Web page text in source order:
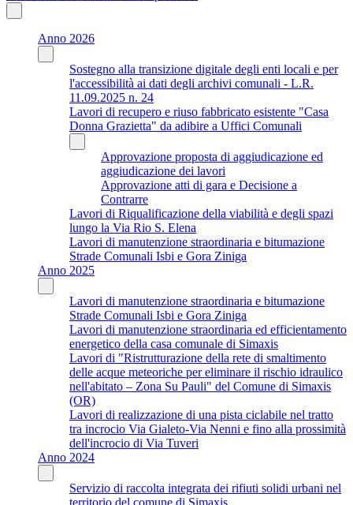
Anno 2026
Sostegno alla transizione digitale degli enti locali e per
l'accessibilità ai dati degli archivi comunali - L.R.
11.09.2025 n. 24
Lavori di recupero e riuso fabbricato esistente "Casa
Donna Grazietta" da adibire a Uffici Comunali
Approvazione proposta di aggiudicazione ed
aggiudicazione dei lavori
Approvazione atti di gara e Decisione a
Contrarre
Lavori di Riqualificazione della viabilità e degli spazi
lungo la Via Rio S. Elena
Lavori di manutenzione straordinaria e bitumazione
Strade Comunali Isbi e Gora Ziniga
Anno 2025
Lavori di manutenzione straordinaria e bitumazione
Strade Comunali Isbi e Gora Ziniga
Lavori di manutenzione straordinaria ed efficientamento
energetico della casa comunale di Simaxis
Lavori di "Ristrutturazione della rete di smaltimento
delle acque meteoriche per eliminare il rischio idraulico
nell'abitato – Zona Su Pauli" del Comune di Simaxis
(OR)
Lavori di realizzazione di una pista ciclabile nel tratto
tra incrocio Via Gialeto-Via Nenni e fino alla prossimità
dell'incrocio di Via Tuveri
Anno 2024
Servizio di raccolta integrata dei rifiuti solidi urbani nel
territorio del comune di Simaxis